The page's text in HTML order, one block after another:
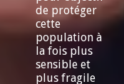
de protéger
cette
population à
la fois plus
sensible et
plus fragile